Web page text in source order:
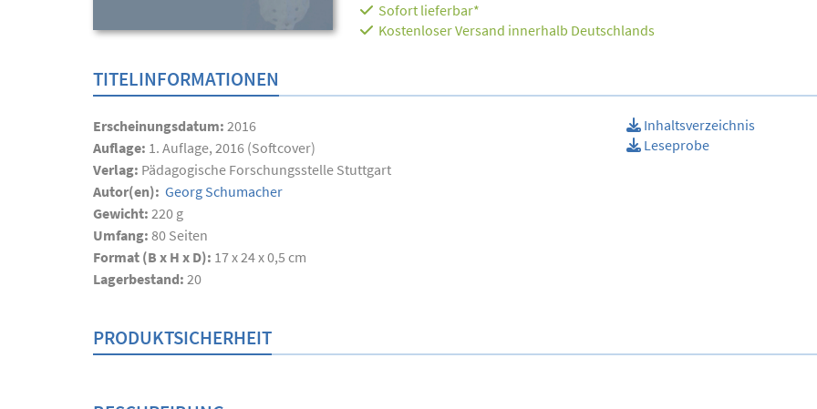
Sofort lieferbar*
Kostenloser Versand innerhalb Deutschlands
TITELINFORMATIONEN
Erscheinungsdatum: 2016
Auflage: 1. Auflage, 2016 (Softcover)
Verlag: Pädagogische Forschungsstelle Stuttgart
Autor(en): Georg Schumacher
Gewicht: 220 g
Umfang: 80 Seiten
Format (B x H x D): 17 x 24 x 0,5 cm
Lagerbestand: 20
Inhaltsverzeichnis
Leseprobe
PRODUKTSICHERHEIT